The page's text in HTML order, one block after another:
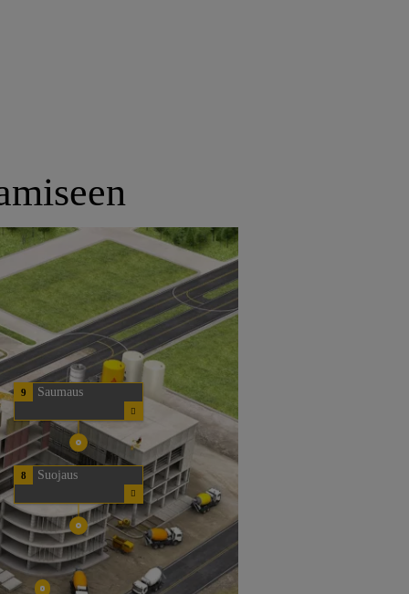
8 Suojaus
9 Saumaus